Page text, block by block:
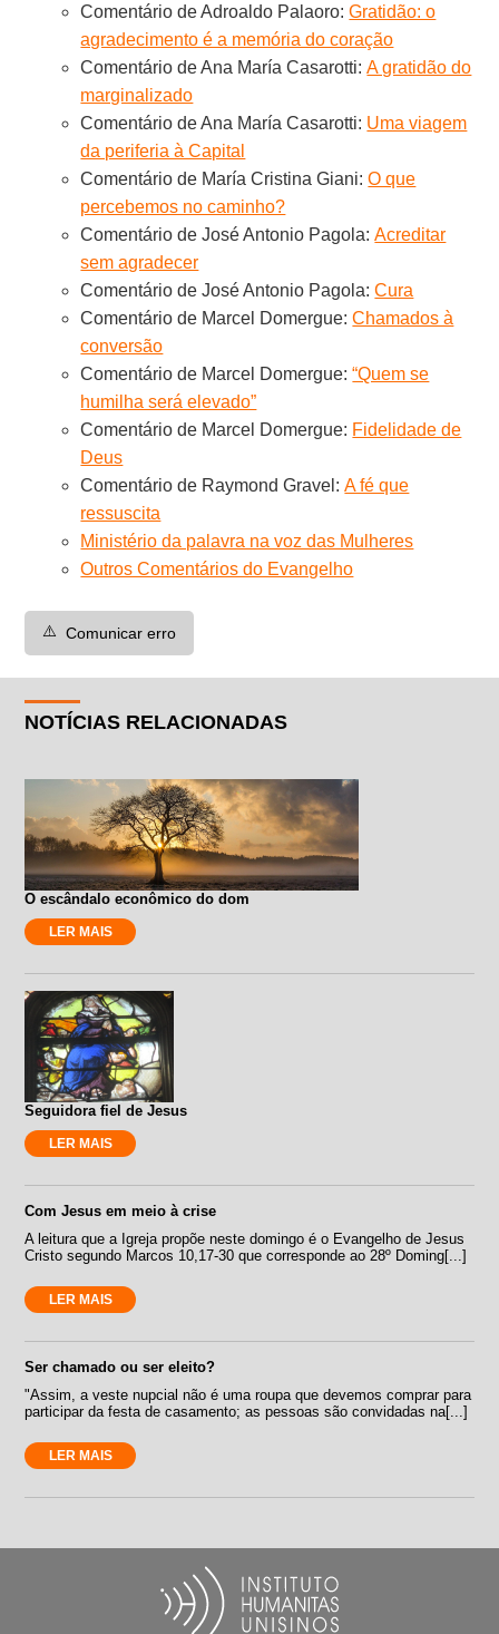
Comentário de Adroaldo Palaoro:Gratidão: o
agradecimento é a memória do coração
Comentário de Ana María Casarotti:A gratidão do
marginalizado
Comentário de Ana María Casarotti: Uma viagem
da periferia à Capital
Comentário de María Cristina Giani:O que
percebemos no caminho?
Comentário de José Antonio Pagola:Acreditar
sem agradecer
Comentário de José Antonio Pagola:Cura
Comentário de Marcel Domergue:Chamados à
conversão
Comentário de Marcel Domergue:“Quem se
humilha será elevado”
Comentário de Marcel Domergue: Fidelidade de
Deus
Comentário de Raymond Gravel:A fé que
ressuscita
Ministério da palavra na voz das Mulheres
Outros Comentários do Evangelho
⚠️ Comunicar erro
NOTÍCIAS RELACIONADAS
O escândalo econômico do dom
LER MAIS
Seguidora fiel de Jesus
LER MAIS
Com Jesus em meio à crise
A leitura que a Igreja propõe neste domingo é o Evangelho de Jesus
Cristo segundo Marcos 10,17-30 que corresponde ao 28º Doming[...]
LER MAIS
Ser chamado ou ser eleito?
"Assim, a veste nupcial não é uma roupa que devemos comprar para
participar da festa de casamento; as pessoas são convidadas na[...]
LER MAIS